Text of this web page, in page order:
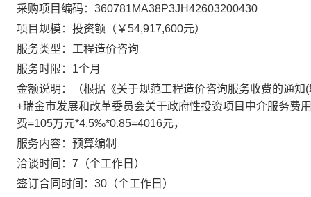
采购项目编码：360781MA38P3JH42603200430
项目规模：投资额（￥54,917,600元）
服务类型：工程造价咨询
服务时限：1个月
金额说明：（根据《关于规范工程造价咨询服务收费的通
+瑞金市发展和改革委员会关于政府性投资项目中介服务费
费=105万元*4.5‰*0.85=4016元，
服务内容：预算编制
洽谈时间：7（个工作日）
签订合同时间：30（个工作日）